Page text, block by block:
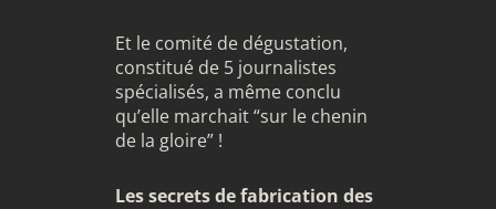
Et le comité de dégustation,
constitué de 5 journalistes
spécialisés, a même conclu
qu’elle marchait “sur le chenin
de la gloire” !
Les secrets de fabrication des